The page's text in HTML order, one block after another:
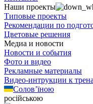
Наши проекты
Типовые проекты
Рекомендации по
Цветовые решения
Медиа и новости
Новости и события
Фото и видео
Рекламные материалы
Видео-интрукции к
Солов’їною
російською